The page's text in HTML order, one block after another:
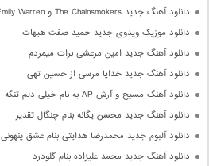
دانلود آهنگ جدید The Chainsmokers و Emily Warren بنام Side Effects
دانلود موزیک ویدوی جدید حمید صفت هیهات
دانلود آهنگ جدید امین مرعشی برات میمردم
دانلود آهنگ جدید خدایا مرسی از حسین تهی
دانلود آهنگ مسیح و آرش AP به نام خیلی دلم تنگه
دانلود آهنگ جدید محسن یگانه بنام چنگال تقدیر
دانلود آلبوم جدید محمدرضا هدایتی بنام عشق پنهونی
دانلود آهنگ جدید محمد علیزاده بنام گلودرد